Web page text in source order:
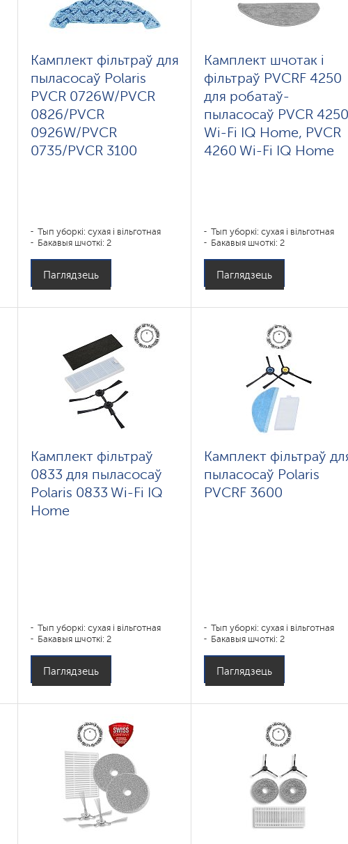
Камплект фільтраў для
пыласосаў Polaris
PVCR 0726W/PVCR
0826/PVCR
0926W/PVCR
0735/PVCR 3100
Тып уборкі: сухая і вільготная
Бакавыя шчоткі: 2
Паглядзець
Камплект шчотак і
фільтраў PVCRF 4250
для робатаў-
пыласосаў PVCR
Wi-Fi IQ Home, PVCR
4260 Wi-Fi IQ Home
Тып уборкі: сухая і вільготная
Бакавыя шчоткі: 2
Паглядзець
Камплект фільтраў
0833 для пыласосаў
Polaris 0833 Wi-Fi IQ
Home
Тып уборкі: сухая і вільготная
Бакавыя шчоткі: 2
Паглядзець
Камплект фільтраў
пыласосаў Polaris
PVCRF 3600
Тып уборкі: сухая і вільготная
Бакавыя шчоткі: 2
Паглядзець